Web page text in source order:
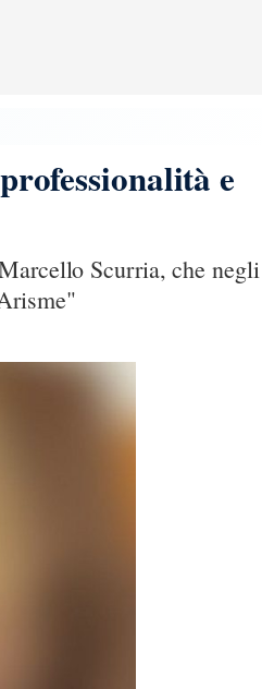
e
Scurria, che negli